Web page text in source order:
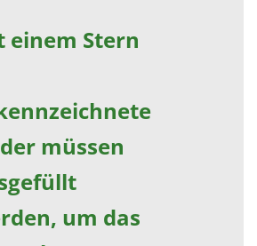
einem Stern
müssen
um das